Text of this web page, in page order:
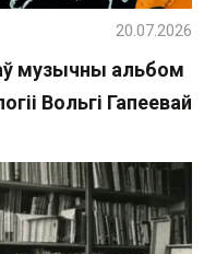
музычны альбом
Вольгі Гапеевай
20.07.2026